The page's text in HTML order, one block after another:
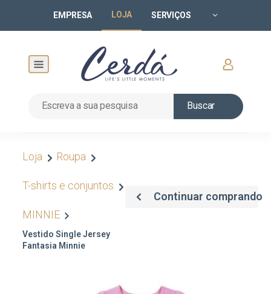
EMPRESA LOJA SERVIÇOS
Buscar
Loja Roupa
T-shirts e conjuntos
MINNIE
Vestido Single Jersey
Fantasia Minnie
Continuar comprando